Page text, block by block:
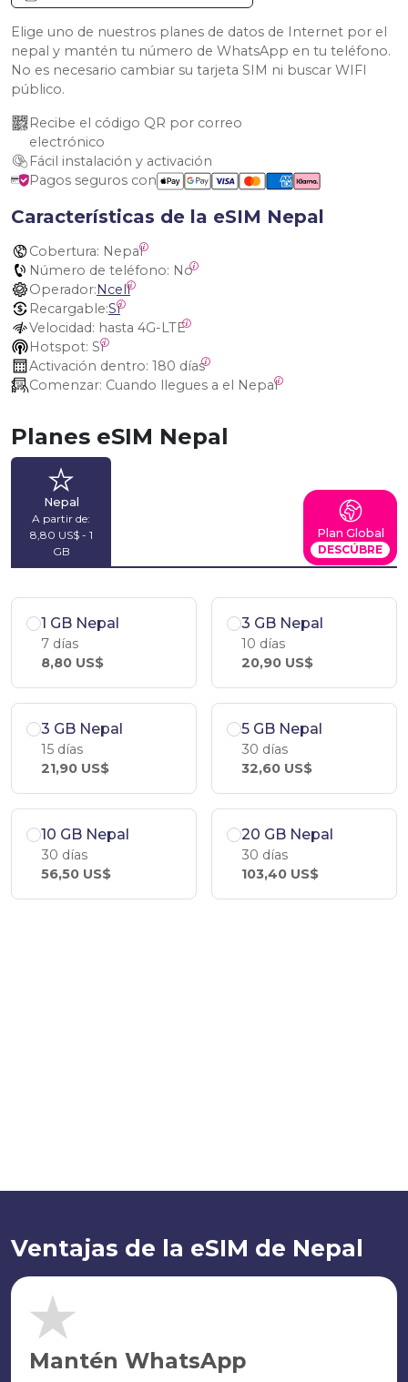
Elige uno de nuestros planes de datos de Internet por el
nepal y mantén tu número de WhatsApp en tu teléfono.
No es necesario cambiar su tarjeta SIM ni buscar WIFI
público.
Recibe el código QR por correo
electrónico
Fácil instalación y activación
Pagos seguros con
Características de la eSIM Nepal
Cobertura: Nepal
Número de teléfono: No
Operador:Ncell
Recargable:Sí
Velocidad: hasta 4G-LTE
Hotspot: Sí
Activación dentro: 180 días
Comenzar: Cuando llegues a el Nepal
Planes eSIM Nepal
Nepal
A partir de:
8,80 US$ - 1
GB
Plan Global
DESCÚBRE
1 GB Nepal
7 días
8,80 US$
3 GB Nepal
10 días
20,90 US$
3 GB Nepal
15 días
21,90 US$
5 GB Nepal
30 días
32,60 US$
10 GB Nepal
30 días
56,50 US$
20 GB Nepal
30 días
103,40 US$
Ventajas de la eSIM de Nepal
Mantén WhatsApp